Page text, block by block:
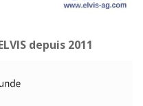
depuis 2011